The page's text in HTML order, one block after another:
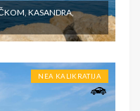
KASANDRA,
NEA KALIKRATIJA